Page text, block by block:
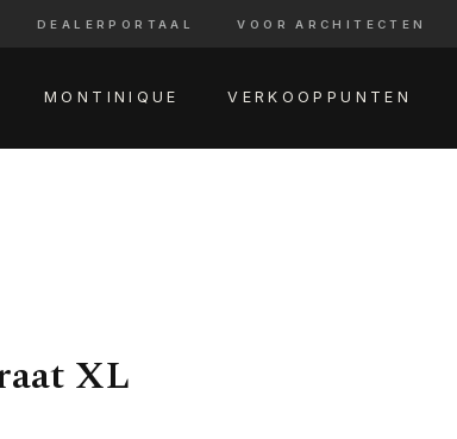
DEALERPORTAAL VOOR ARCHITECTEN
MONTINIQUE VERKOOPPUNTEN
XL